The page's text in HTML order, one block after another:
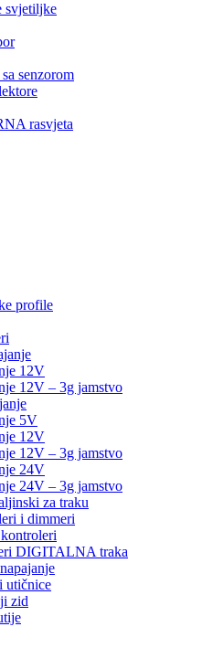
svjetiljke
senzorom
rasvjeta
profile
12V
12V – 3g jamstvo
5V
12V
12V – 3g jamstvo
24V
24V – 3g jamstvo
za traku
i dimmeri
DIGITALNA traka
utičnice
zid